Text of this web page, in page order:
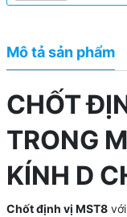
Mô tả sản phẩm
CHỐT
TRONG
KÍNH D
Chốt định vị MST8với